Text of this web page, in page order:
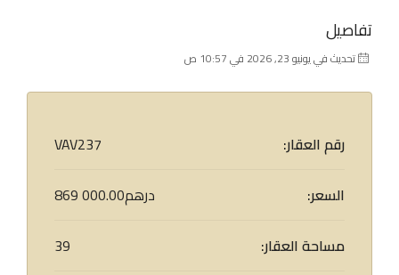
تفاصيل
تحديث في يونيو 23, 2026 في 10:57 ص
رقم العقار:
VAV237
السعر:
869 000.00درهم
مساحة العقار:
39